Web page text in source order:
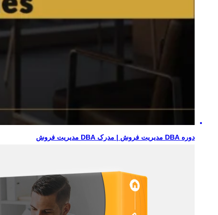
دوره DBA مدیریت فروش | مدرک DBA مدیریت فروش